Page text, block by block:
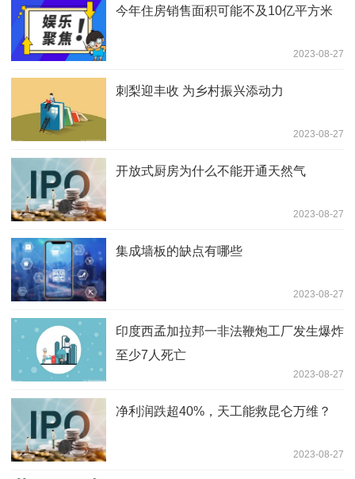
今年住房销售面积可能不及10亿平方米
2023-08-27
刺梨迎丰收 为乡村振兴添动力
2023-08-27
开放式厨房为什么不能开通天然气
2023-08-27
集成墙板的缺点有哪些
2023-08-27
印度西孟加拉邦一非法鞭炮工厂发生爆炸
至少7人死亡
2023-08-27
净利润跌超40%，天工能救昆仑万维？
2023-08-27